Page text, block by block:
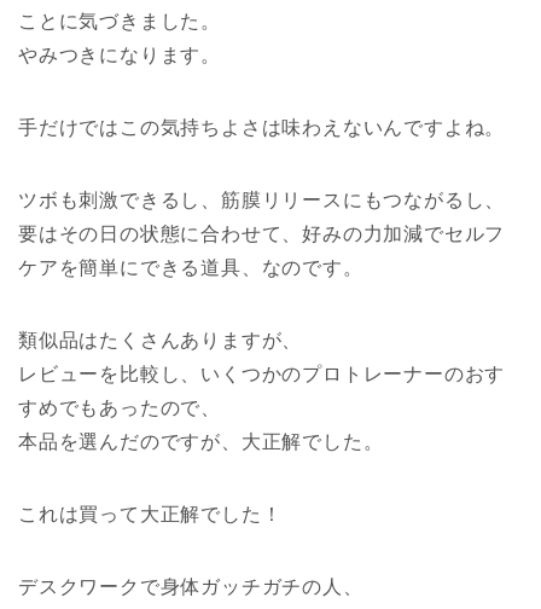
ことに気づきました。
やみつきになります。
手だけではこの気持ちよさは味わえないんですよね。
ツボも刺激できるし、筋膜リリースにもつながるし、
要はその日の状態に合わせて、好みの力加減でセルフ
ケアを簡単にできる道具、なのです。
類似品はたくさんありますが、
レビューを比較し、いくつかのプロトレーナーのおす
すめでもあったので、
本品を選んだのですが、大正解でした。
これは買って大正解でした！
デスクワークで身体ガッチガチの人、